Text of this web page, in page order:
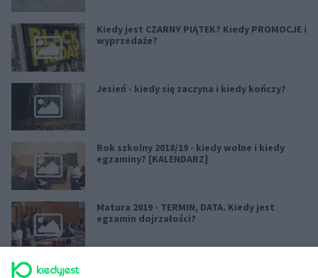
Kiedy jest CZARNY PIĄTEK? Kiedy PROMOCJE i
wyprzedaże?
Jesień - kiedy się zaczyna i kiedy kończy?
Rok szkolny 2018/19 - kiedy wolne i kiedy
egzaminy? [KALENDARZ]
Matura 2019 - TERMIN, DATA. Kiedy jest
egzamin dojrzałości?